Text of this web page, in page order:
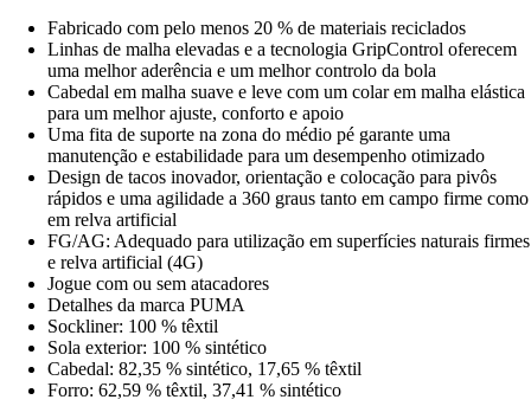
Fabricado com pelo menos 20 % de materiais reciclados
Linhas de malha elevadas e a tecnologia GripControl oferecem
uma melhor aderência e um melhor controlo da bola
Cabedal em malha suave e leve com um colar em malha elástica
para um melhor ajuste, conforto e apoio
Uma fita de suporte na zona do médio pé garante uma
manutenção e estabilidade para um desempenho otimizado
Design de tacos inovador, orientação e colocação para pivôs
rápidos e uma agilidade a 360 graus tanto em campo firme como
em relva artificial
FG/AG: Adequado para utilização em superfícies naturais firmes
e relva artificial (4G)
Jogue com ou sem atacadores
Detalhes da marca PUMA
Sockliner: 100 % têxtil
Sola exterior: 100 % sintético
Cabedal: 82,35 % sintético, 17,65 % têxtil
Forro: 62,59 % têxtil, 37,41 % sintético